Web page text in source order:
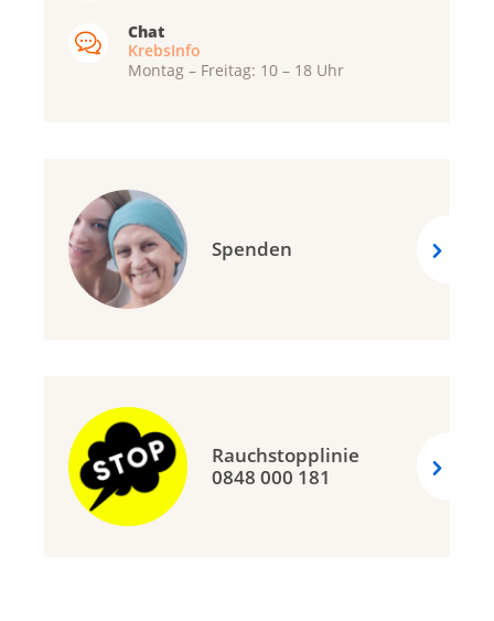
Chat
KrebsInfo
Montag – Freitag: 10 – 18 Uhr
Spenden
Rauchstopplinie
0848 000 181